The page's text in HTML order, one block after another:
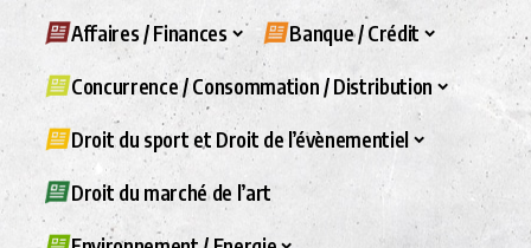
Affaires / Finances Banque / Crédit
Concurrence / Consommation / Distribution
Droit du sport et Droit de l’évènementiel
Droit du marché de l’art